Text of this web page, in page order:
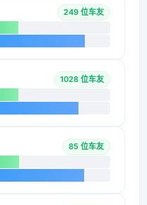
249 位车友
1028 位车友
85 位车友